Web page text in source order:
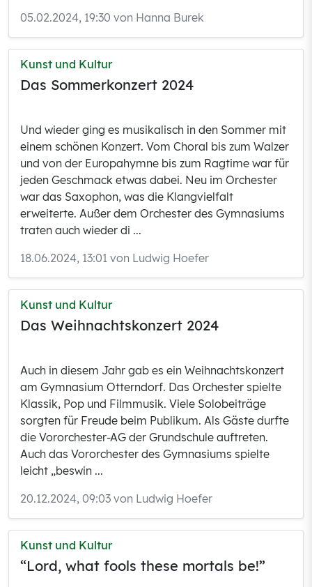
05.02.2024, 19:30 von Hanna Burek
Kunst und Kultur
Das Sommerkonzert 2024
Und wieder ging es musikalisch in den Sommer mit
einem schönen Konzert. Vom Choral bis zum Walzer
und von der Europahymne bis zum Ragtime war für
jeden Geschmack etwas dabei. Neu im Orchester
war das Saxophon, was die Klangvielfalt
erweiterte. Außer dem Orchester des Gymnasiums
traten auch wieder di ...
18.06.2024, 13:01 von Ludwig Hoefer
Kunst und Kultur
Das Weihnachtskonzert 2024
Auch in diesem Jahr gab es ein Weihnachtskonzert
am Gymnasium Otterndorf. Das Orchester spielte
Klassik, Pop und Filmmusik. Viele Solobeiträge
sorgten für Freude beim Publikum. Als Gäste durfte
die Vororchester-AG der Grundschule auftreten.
Auch das Vororchester des Gymnasiums spielte
leicht „beswin ...
20.12.2024, 09:03 von Ludwig Hoefer
Kunst und Kultur
“Lord, what fools these mortals be!”